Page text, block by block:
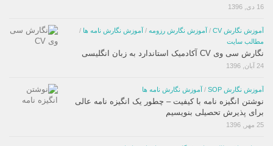
16 دی, 1396
آموزش نگارش CV / آموزش نگارش رزومه / آموزش نگارش نامه ها /
مطالب سایت
نگارش سی وی CV آکادمیک استاندارد به زبان انگلیسی
24 آبان, 1396
آموزش نگارش SOP / آموزش نگارش نامه ها
نوشتن انگیزه نامه با کیفیت – چطور یک انگیزه نامه عالی
برای پذیرش تحصیلی بنویسیم
25 مهر, 1396